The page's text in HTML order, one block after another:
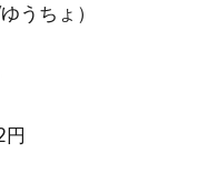
うちょ）
円